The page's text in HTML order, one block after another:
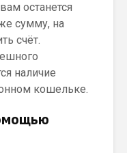
останется
сумму, на
счёт.
наличие
кошельке.